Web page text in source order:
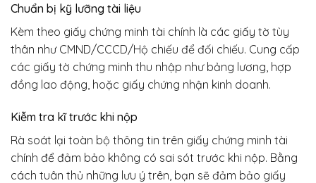
Chuẩn bị kỹ lưỡng tài liệu
Kèm theo giấy chứng minh tài chính là các giấy tờ tùy
thân như CMND/CCCD/Hộ chiếu để đối chiếu. Cung cấp
các giấy tờ chứng minh thu nhập như bảng lương, hợp
đồng lao động, hoặc giấy chứng nhận kinh doanh.
Kiễm tra kĩ trước khi nộp
Rà soát lại toàn bộ thông tin trên giấy chứng minh tài
chính để đảm bảo không có sai sót trước khi nộp. Bằng
cách tuân thủ những lưu ý trên, bạn sẽ đảm bảo giấy